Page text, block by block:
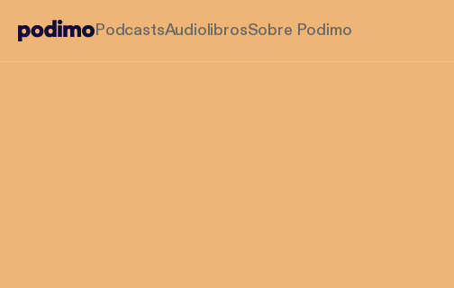
PodcastsAudiolibrosSobre Podimo